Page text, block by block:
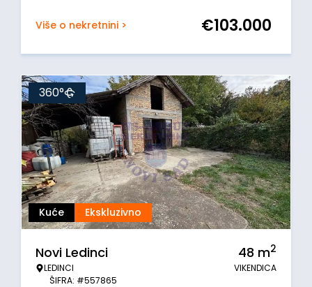
Više o nekretnini > €103.000
Kuće Ekskluzivno
360°
Novi Ledinci
LEDINCI
ŠIFRA: #557865
48 m2
VIKENDICA